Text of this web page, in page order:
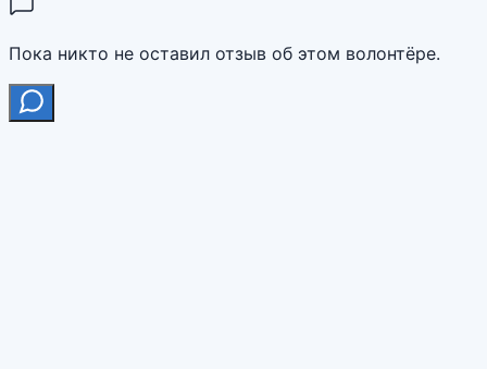
Пока никто не оставил отзыв об этом волонтёре.